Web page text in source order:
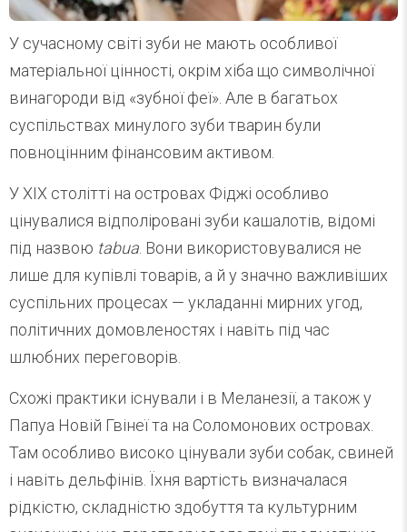
У сучасному світі зуби не мають особливої
матеріальної цінності, окрім хіба що символічної
винагороди від «зубної феї». Але в багатьох
суспільствах минулого зуби тварин були
повноцінним фінансовим активом.
У XIX столітті на островах Фіджі особливо
цінувалися відполіровані зуби кашалотів, відомі
під назвою tabua . Вони використовувалися не
лише для купівлі товарів, а й у значно важливіших
суспільних процесах — укладанні мирних угод,
політичних домовленостях і навіть під час
шлюбних переговорів.
Схожі практики існували і в Меланезії, а також у
Папуа Новій Гвінеї та на Соломонових островах.
Там особливо високо цінували зуби собак, свиней
і навіть дельфінів. Їхня вартість визначалася
рідкістю, складністю здобуття та культурним